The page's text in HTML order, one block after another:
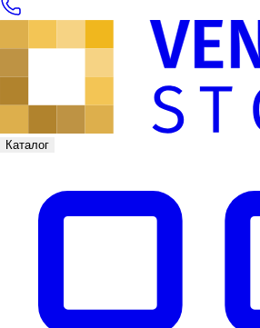
Каталог